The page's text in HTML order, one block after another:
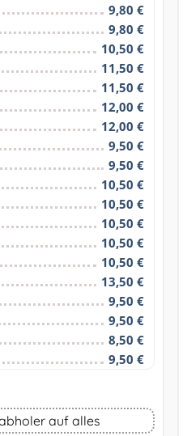
9,80 €
9,80 €
10,50 €
11,50 €
11,50 €
12,00 €
12,00 €
9,50 €
9,50 €
10,50 €
10,50 €
10,50 €
10,50 €
10,50 €
13,50 €
9,50 €
9,50 €
8,50 €
9,50 €
auf alles